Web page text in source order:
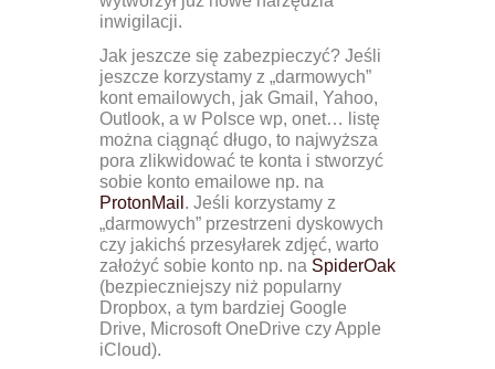
inwigilacji.
Jak jeszcze się zabezpieczyć? Jeśli
jeszcze korzystamy z „darmowych”
kont emailowych, jak Gmail, Yahoo,
Outlook, a w Polsce wp, onet… listę
można ciągnąć długo, to najwyższa
pora zlikwidować te konta i stworzyć
sobie konto emailowe np. na
ProtonMail . Jeśli korzystamy z
„darmowych” przestrzeni dyskowych
czy jakichś przesyłarek zdjęć, warto
założyć sobie konto np. na SpiderOak
(bezpieczniejszy niż popularny
Dropbox, a tym bardziej Google
Drive, Microsoft OneDrive czy Apple
iCloud).